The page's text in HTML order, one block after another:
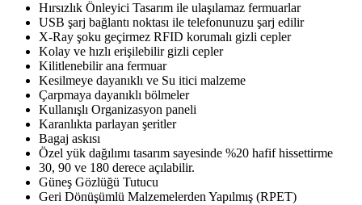
Hırsızlık Önleyici Tasarım ile ulaşılamaz fermuarlar
USB şarj bağlantı noktası ile telefonunuzu şarj edilir
X-Ray şoku geçirmez RFID korumalı gizli cepler
Kolay ve hızlı erişilebilir gizli cepler
Kilitlenebilir ana fermuar
Kesilmeye dayanıklı ve Su itici malzeme
Çarpmaya dayanıklı bölmeler
Kullanışlı Organizasyon paneli
Karanlıkta parlayan şeritler
Bagaj askısı
Özel yük dağılımı tasarım sayesinde %20 hafif hissettirme
30, 90 ve 180 derece açılabilir.
Güneş Gözlüğü Tutucu
Geri Dönüşümlü Malzemelerden Yapılmış (RPET)